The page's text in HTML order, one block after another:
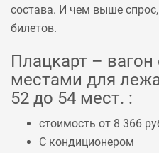
состава. И чем выше
билетов.
Плацкарт –
местами для
52 до 54 мест. :
стоимость от 8 366
С кондиционером